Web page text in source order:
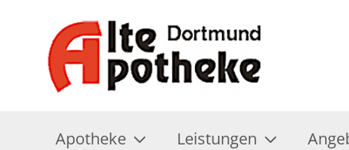
Apotheke Leistungen